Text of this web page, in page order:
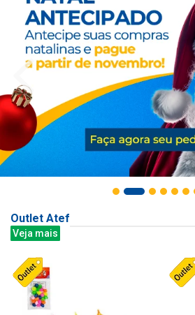
Outlet Atef
Veja mais